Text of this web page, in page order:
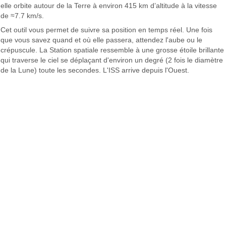
elle orbite autour de la Terre à environ 415 km d’altitude à la vitesse
de ≈7.7 km/s.
Cet outil vous permet de suivre sa position en temps réel. Une fois
que vous savez quand et où elle passera, attendez l'aube ou le
crépuscule. La Station spatiale ressemble à une grosse étoile brillante
qui traverse le ciel se déplaçant d'environ un degré (2 fois le diamètre
de la Lune) toute les secondes. L'ISS arrive depuis l'Ouest.